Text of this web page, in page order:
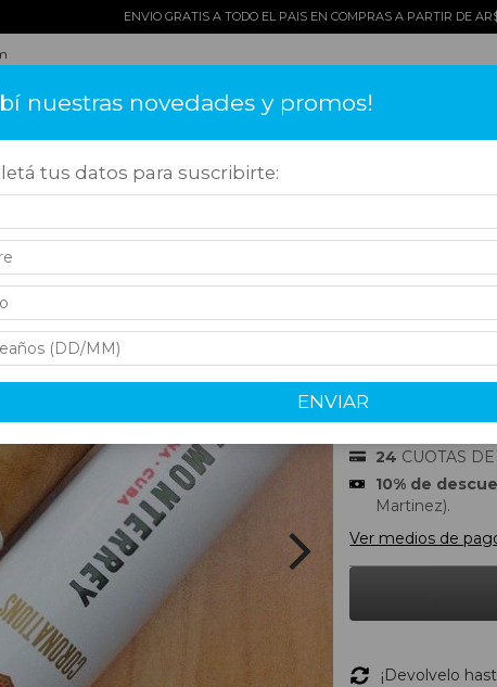
ENVIO GRATIS A TODO EL PAIS EN COMPRAS A PARTIR DE
HOYO DE
(TUBO) -
Precio sin impuestos
24 CUOTAS DE
10% de
Martinez).
Ver medios de
¡Devolvelo
nuestras novedades y promos!
tus datos para suscribirte:
ENVIAR